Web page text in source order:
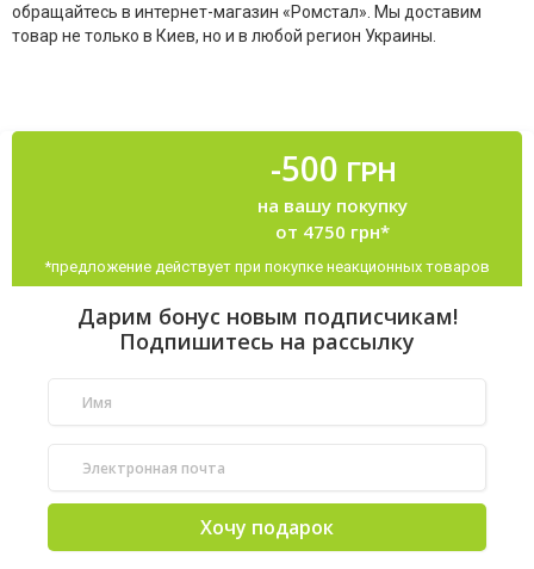
обращайтесь в интернет-магазин «Ромстал». Мы доставим
товар не только в Киев, но и в любой регион Украины.
-500 ГРН
на вашу покупку
от 4750 грн*
*предложение действует при покупке неакционных товаров
Дарим бонус новым подписчикам!
Подпишитесь на рассылку
Хочу подарок